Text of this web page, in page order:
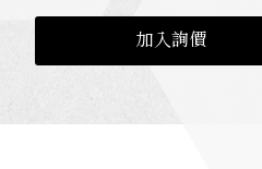
加入詢價